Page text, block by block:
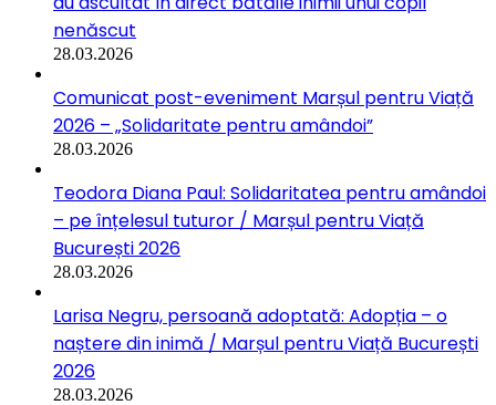
nenăscut
28.03.2026
Comunicat post-eveniment Marșul pentru Viață
2026 – „Solidaritate pentru amândoi”
28.03.2026
Teodora Diana Paul: Solidaritatea pentru amândoi
– pe înțelesul tuturor / Marșul pentru Viață
București 2026
28.03.2026
Larisa Negru, persoană adoptată: Adopția – o
naștere din inimă / Marșul pentru Viață București
2026
28.03.2026